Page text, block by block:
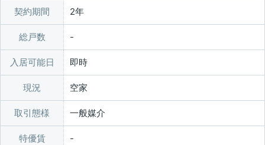
契約期間 2年
総戸数
入居可能日 即時
現況 空家
取引態様 一般媒介
特優賃